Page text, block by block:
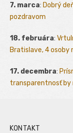
7. marca: Dobrý
pozdravom
18. februára:
Bratislave, 4 osoby
17. decembra:
transparentnosť by
KONTAKT